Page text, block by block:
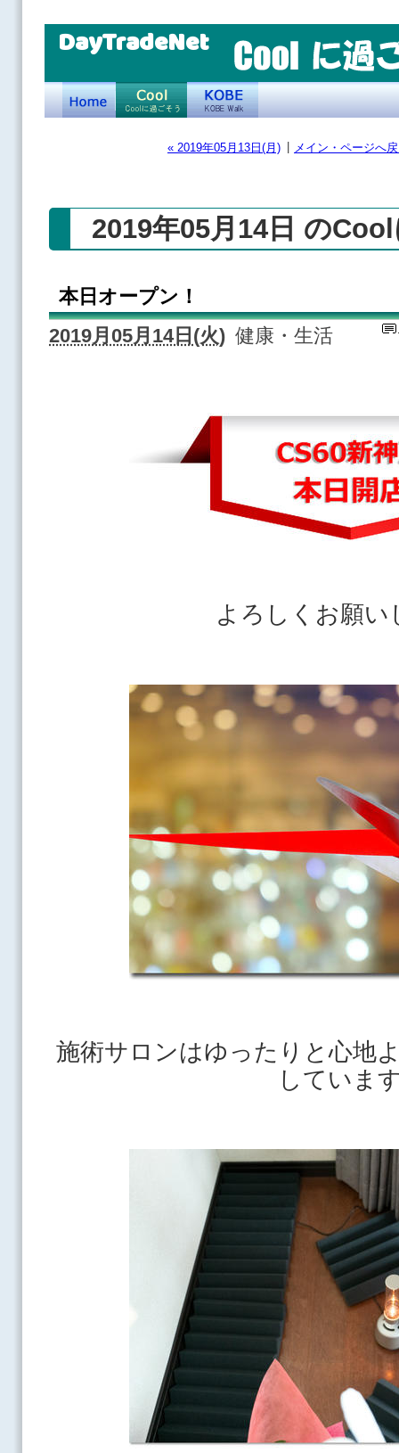
DayTradeNet
« 2019年05月13日(月) メイン・ページへ
2019年05月14日 の
本日オープン！
2019月05月14日(火) 健康・生活
よろしくお願い
施術サロンはゆったりと心地
していま